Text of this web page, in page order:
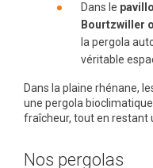
Dans le
Bourtzwiller
la pergola
véritable
Dans la plaine rhénane,
une pergola
fraîcheur, tout en restant
Nos pergolas